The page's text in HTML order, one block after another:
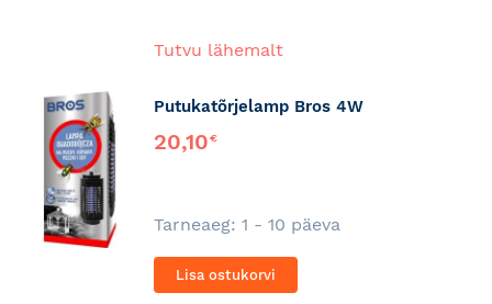
Tutvu lähemalt
Putukatõrjelamp Bros 4W
20,10€
Tarneaeg: 1 - 10 päeva
Lisa ostukorvi